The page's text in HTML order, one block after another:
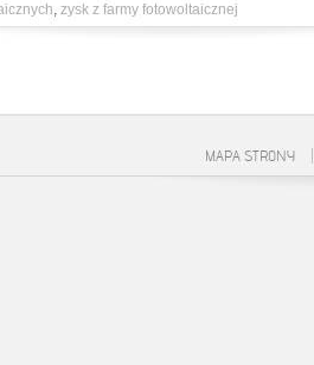
, zysk z farmy fotowoltaicznej
MAPA STRONY